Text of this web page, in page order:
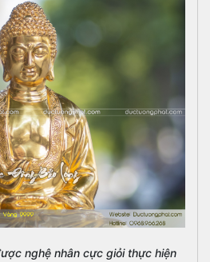
nghệ nhân cực giỏi thực hiện